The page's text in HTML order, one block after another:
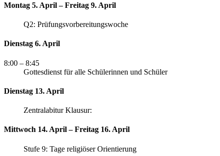
Montag 5. April – Freitag 9. April
Q2: Prüfungsvorbereitungswoche
Dienstag 6. April
8:00 – 8:45
Gottesdienst für alle Schülerinnen und Schüler
Dienstag 13. April
Zentralabitur Klausur:
Mittwoch 14. April – Freitag 16. April
Stufe 9: Tage religiöser Orientierung